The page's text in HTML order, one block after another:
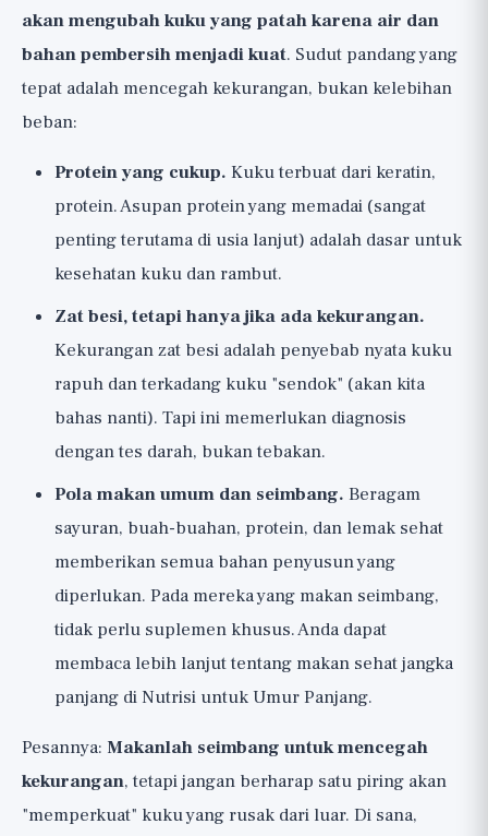
akan mengubah kuku yang patah karena air dan
bahan pembersih menjadi kuat. Sudut pandang yang
tepat adalah mencegah kekurangan, bukan kelebihan
beban:
Protein yang cukup. Kuku terbuat dari keratin,
protein. Asupan protein yang memadai (sangat
penting terutama di usia lanjut) adalah dasar untuk
kesehatan kuku dan rambut.
Zat besi, tetapi hanya jika ada kekurangan.
Kekurangan zat besi adalah penyebab nyata kuku
rapuh dan terkadang kuku "sendok" (akan kita
bahas nanti). Tapi ini memerlukan diagnosis
dengan tes darah, bukan tebakan.
Pola makan umum dan seimbang. Beragam
sayuran, buah-buahan, protein, dan lemak sehat
memberikan semua bahan penyusun yang
diperlukan. Pada mereka yang makan seimbang,
tidak perlu suplemen khusus. Anda dapat
membaca lebih lanjut tentang makan sehat jangka
panjang diNutrisi untuk Umur Panjang.
Pesannya: Makanlah seimbang untuk mencegah
kekurangan, tetapi jangan berharap satu piring akan
"memperkuat" kuku yang rusak dari luar. Di sana,